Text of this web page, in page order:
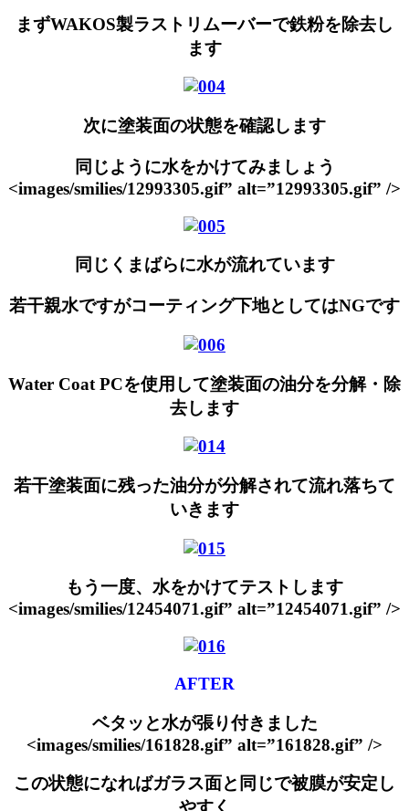
まずWAKOS製ラストリムーバーで鉄粉を除去し
ます
次に塗装面の状態を確認します
同じように水をかけてみましょう
<images/smilies/12993305.gif” alt=”12993305.gif” />
同じくまばらに水が流れています
若干親水ですがコーティング下地としてはNGです
Water Coat PCを使用して塗装面の油分を分解・除
去します
若干塗装面に残った油分が分解されて流れ落ちて
いきます
もう一度、水をかけてテストします
<images/smilies/12454071.gif” alt=”12454071.gif” />
AFTER
ベタッと水が張り付きました
<images/smilies/161828.gif” alt=”161828.gif” />
この状態になればガラス面と同じで被膜が安定し
やすく